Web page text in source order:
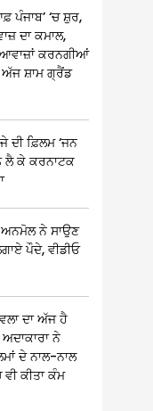
ਪੰਜਾਬ’ ‘ਚ ਸ਼ੁਰ,
ਦਾ ਕਮਾਲ,
ਕਰਨਗੀਆਂ
ਅੱਜ ਸ਼ਾਮ ਗ੍ਰੈਂਡ
ਦੀ ਫ਼ਿਲਮ ‘ਜਨ
ਲੈ ਕੇ ਕਰਨਾਟਕ
ਨੇ ਸਾਉਣ
ਪੌਦੇ, ਵੀਡੀਓ
ਦਾ ਅੱਜ ਹੈ
ਨੇ
ਦੇ ਨਾਲ-ਨਾਲ
ਵੀ ਕੀਤਾ ਕੰਮ